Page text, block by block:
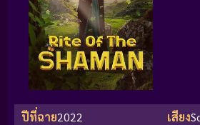
ปีที่ฉาย2022 เสียง